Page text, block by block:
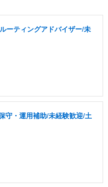
ーティングアドバイザー/未
守・運用補助/未経験歓迎/土